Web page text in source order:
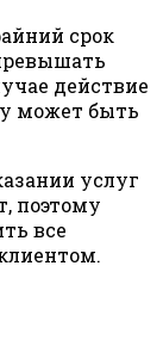
срок
действие
может быть
услуг
поэтому
все